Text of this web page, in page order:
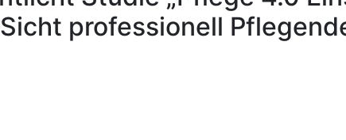
professionell